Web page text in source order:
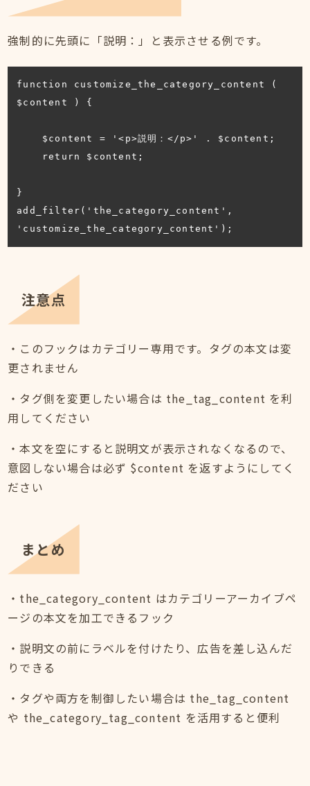
強制的に先頭に「説明：」と表示させる例です。
function customize_the_category_content (
$content ) {
}
add_filter('the_category_content',
'customize_the_category_content');
注意点
・このフックはカテゴリー専用です。タグの本文は変
更されません
・タグ側を変更したい場合は the_tag_content を利
用してください
・本文を空にすると説明文が表示されなくなるので、
意図しない場合は必ず $content を返すようにしてく
ださい
まとめ
・the_category_content はカテゴリーアーカイブペ
ージの本文を加工できるフック
・説明文の前にラベルを付けたり、広告を差し込んだ
りできる
・タグや両方を制御したい場合は the_tag_content
や the_category_tag_content を活用すると便利